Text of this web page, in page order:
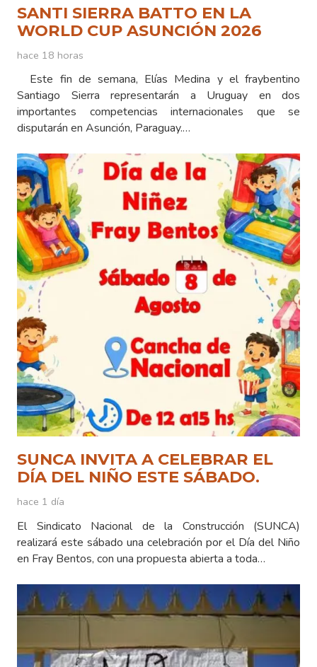
SANTI SIERRA BATTO EN LA
WORLD CUP ASUNCIÓN 2026
hace 18 horas
Este fin de semana, Elías Medina y el fraybentino
Santiago Sierra representarán a Uruguay en dos
importantes competencias internacionales que se
disputarán en Asunción, Paraguay.…
SUNCA INVITA A CELEBRAR EL
DÍA DEL NIÑO ESTE SÁBADO.
hace 1 día
El Sindicato Nacional de la Construcción (SUNCA)
realizará este sábado una celebración por el Día del Niño
en Fray Bentos, con una propuesta abierta a toda…